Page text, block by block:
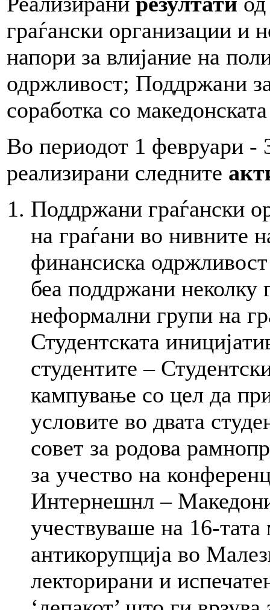
граѓански организации и
напори за влијание на
одржливост; Поддржани
соработка со
Во периодот 1 февруари -
реализирани следните
Поддржани граѓански
на граѓани во нивните
финансиска
беа поддржани неколку
неформални групи на
Студентската
студентите –
кампување со цел да
условите во двата
совет за родова
за учество на
Интернешнл –
учествуваше на 16-
антикорупција во
лекторирани и